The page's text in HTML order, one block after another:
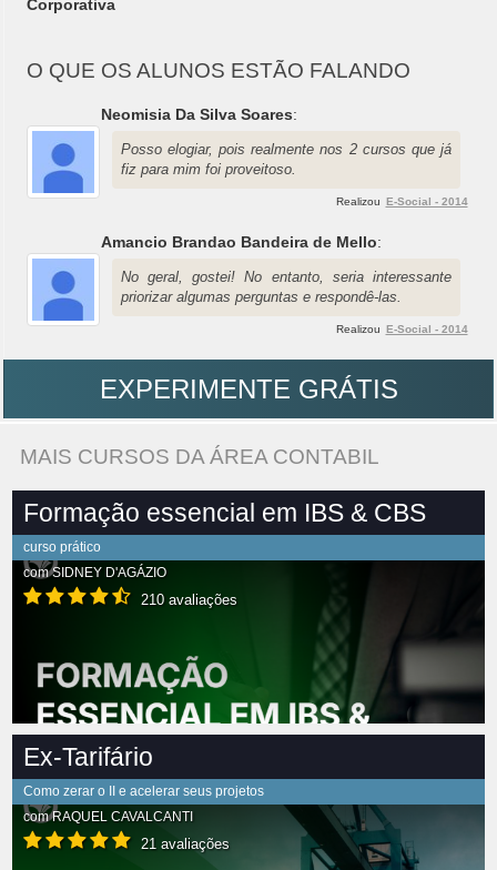
Corporativa
O QUE OS ALUNOS ESTÃO FALANDO
Neomisia Da Silva Soares:
Posso elogiar, pois realmente nos 2 cursos que já
fiz para mim foi proveitoso.
Realizou E-Social - 2014
Amancio Brandao Bandeira de Mello:
No geral, gostei! No entanto, seria interessante
priorizar algumas perguntas e respondê-las.
Realizou E-Social - 2014
EXPERIMENTE GRÁTIS
MAIS CURSOS DA ÁREA CONTABIL
Formação essencial em IBS & CBS
curso prático
comSIDNEY D'AGÁZIO
210 avaliações
Ex-Tarifário
Como zerar o II e acelerar seus projetos
comRAQUEL CAVALCANTI
21 avaliações